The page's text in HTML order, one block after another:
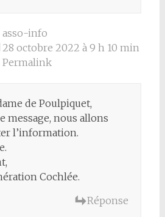
asso-info
28 octobre 2022 à 9 h 10 min
Permalink
de Poulpiquet,
message, nous allons
l’information.
Cochlée.
Réponse